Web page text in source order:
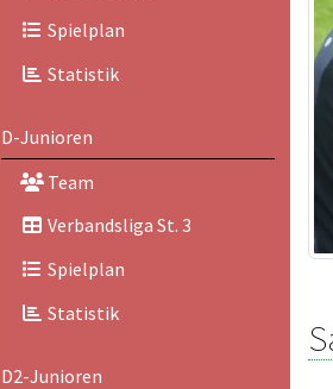
Spielplan
Statistik
D-Junioren
Team
Verbandsliga St. 3
Spielplan
Statistik
D2-Junioren